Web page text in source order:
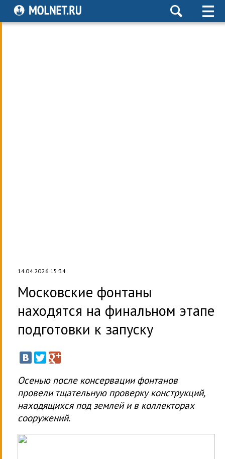
14.04.2026 15:34
Московские фонтаны
находятся на финальном этапе
подготовки к запуску
Осенью после консервации фонтанов
провели тщательную проверку конструкций,
находящихся под землей и в коллекторах
сооружений.